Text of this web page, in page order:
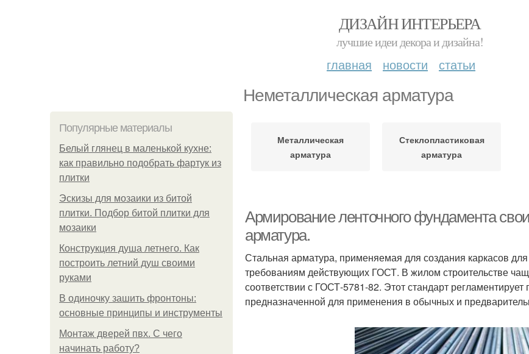
ДИЗАЙН ИНТЕРЬЕРА
лучшие идеи декора и дизайна!
главная новости статьи
Неметаллическая арматура
Популярные материалы
Белый глянец в маленькой кухне:
как правильно подобрать фартук из
плитки
Эскизы для мозаики из битой
плитки. Подбор битой плитки для
мозаики
Конструкция душа летнего. Как
построить летний душ своими
руками
В одиночку зашить фронтоны:
основные принципы и инструменты
Монтаж дверей пвх. С чего
начинать работу?
Металлическая
арматура
Стеклопластиковая
арматура
Армирование ленточного фундамента
арматура.
Стальная арматура, применяемая для создания каркасов
требованиям действующих ГОСТ. В жилом строительстве
соответствии с ГОСТ-5781-82. Этот стандарт
предназначенной для применения в обычных и